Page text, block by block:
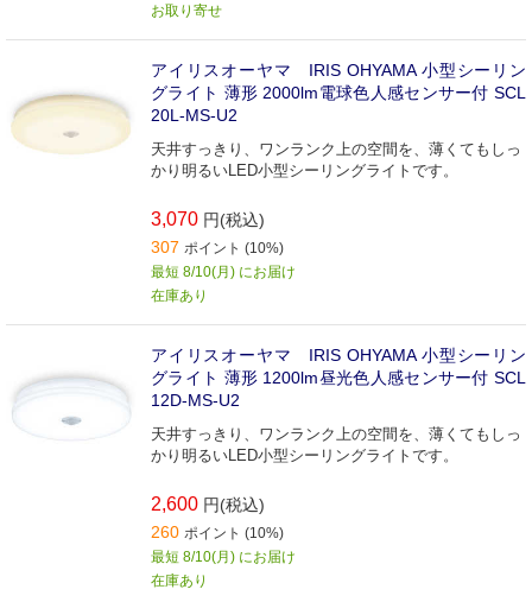
お取り寄せ
アイリスオーヤマ IRIS OHYAMA 小型シーリン
グライト 薄形 2000lm電球色人感センサー付 SCL
20L-MS-U2
天井すっきり、ワンランク上の空間を、薄くてもしっ
かり明るいLED小型シーリングライトです。
3,070 円(税込)
307 ポイント (10%)
最短 8/10(月) にお届け
在庫あり
アイリスオーヤマ IRIS OHYAMA 小型シーリン
グライト 薄形 1200lm昼光色人感センサー付 SCL
12D-MS-U2
天井すっきり、ワンランク上の空間を、薄くてもしっ
かり明るいLED小型シーリングライトです。
2,600 円(税込)
260 ポイント (10%)
最短 8/10(月) にお届け
在庫あり